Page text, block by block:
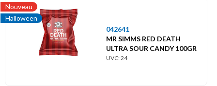
Nouveau
Halloween
042641
MR SIMMS RED DEATH
ULTRA SOUR CANDY 100GR
UVC: 24